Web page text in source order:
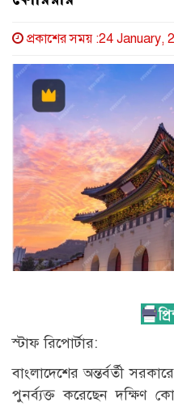
প্রকাশের সময় :24 January,
স্টাফ রিপোর্টার:
বাংলাদেশের অন্তর্বর্তী
পুনর্ব্যক্ত করেছেন দক্ষিণ